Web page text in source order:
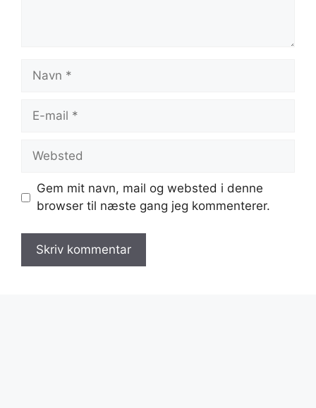
Navn
Websted
Gem mit navn, mail og websted i denne
browser til næste gang jeg kommenterer.